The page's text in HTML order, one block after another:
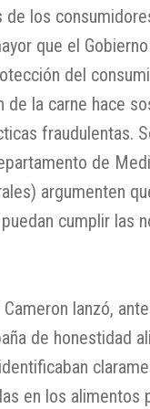
los
que el
del
la carne hace
fraudulentas.
de
argumenten
cumplir las
lanzó,
de honestidad
en los alimentos